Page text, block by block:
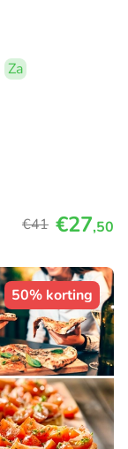
Za
€41 €27,50
50% korting